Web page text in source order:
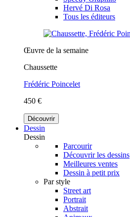
Hervé Di Rosa
Tous les éditeurs
Œuvre de la semaine
Chaussette
Frédéric Poincelet
450 €
Découvrir
Dessin
Dessin
Parcourir
Découvrir les dessins
Meilleures ventes
Dessin à petit prix
Par style
Street art
Portrait
Abstrait